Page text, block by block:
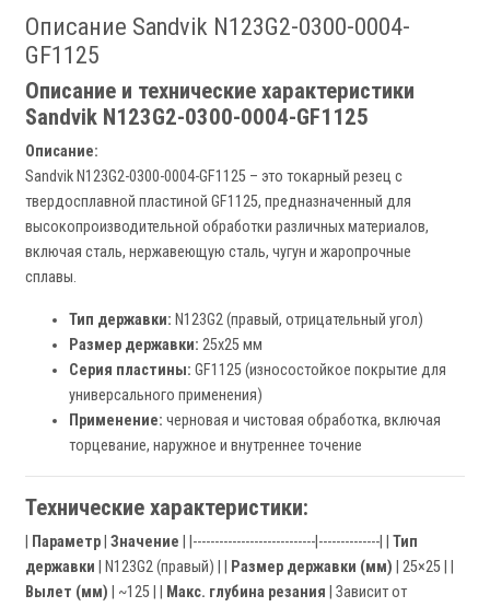
Описание Sandvik N123G2-0300-0004-
GF1125
Описание и технические характеристики
Sandvik N123G2-0300-0004-GF1125
Описание:
Sandvik N123G2-0300-0004-GF1125 – это токарный резец с
твердосплавной пластиной GF1125, предназначенный для
высокопроизводительной обработки различных материалов,
включая сталь, нержавеющую сталь, чугун и жаропрочные
сплавы.
Тип державки: N123G2 (правый, отрицательный угол)
Размер державки: 25x25 мм
Серия пластины: GF1125 (износостойкое покрытие для
универсального применения)
Применение: черновая и чистовая обработка, включая
торцевание, наружное и внутреннее точение
Технические характеристики:
Параметр Значение | |----------------------------|--------------| | Тип
державки | N123G2 (правый) | | Размер державки (мм) | 25×25 | |
Вылет (мм) | ~125 | | Макс. глубина резания | Зависит от